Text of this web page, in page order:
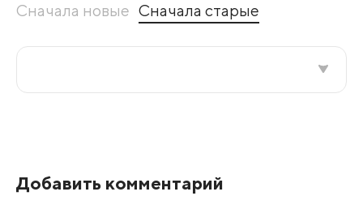
Сначала новые Сначала старые
Добавить комментарий